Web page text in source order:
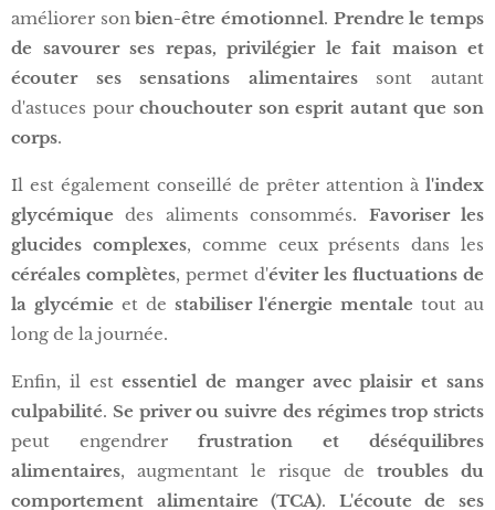
améliorer sonbien-être émotionnel. Prendre le temps
de savourer ses repas, privilégier le fait maison et
écouter ses sensations alimentairessont autant
d'astuces pourchouchouter son esprit autant que son
corps.
Il est également conseillé de prêter attention à l'index
glycémique des aliments consommés. Favoriser les
glucides complexes, comme ceux présents dans les
céréales complètes, permet d'éviter les fluctuations de
la glycémieet de stabiliser l'énergie mentale tout au
long de la journée.
Enfin, il estessentiel de manger avec plaisir et sans
culpabilité. Se priver ou suivre des régimes trop stricts
peut engendrer frustration et déséquilibres
alimentaires, augmentant le risque de troubles du
comportement alimentaire (TCA). L'écoute de ses